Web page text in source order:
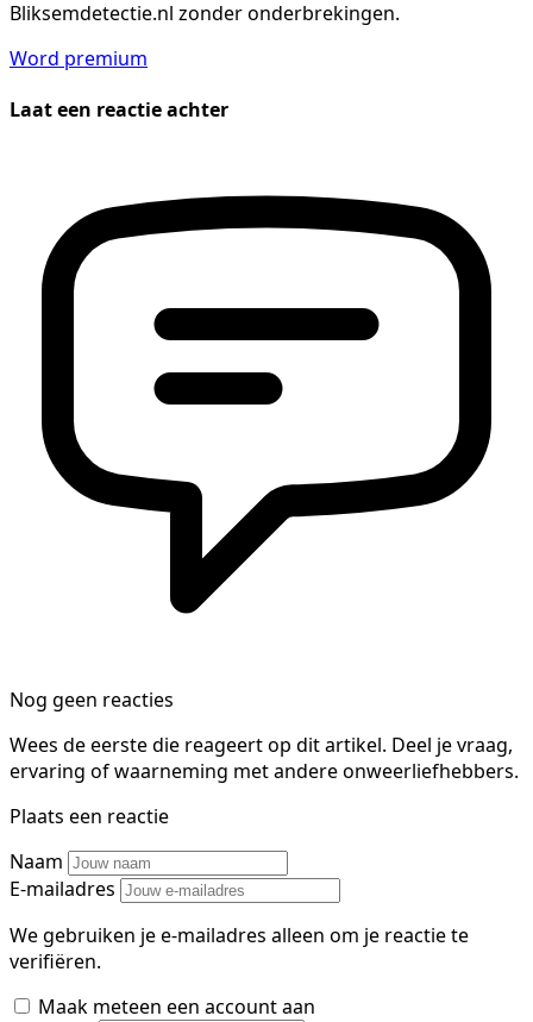
Bliksemdetectie.nl zonder onderbrekingen.
Word premium
Laat een reactie achter
Nog geen reacties
Wees de eerste die reageert op dit artikel. Deel je vraag,
ervaring of waarneming met andere onweerliefhebbers.
Plaats een reactie
Naam
E-mailadres
We gebruiken je e-mailadres alleen om je reactie te
verifiëren.
Maak meteen een account aan